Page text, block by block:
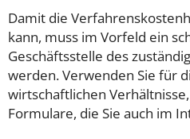
Damit die
kann, muss im Vorfeld ein
Geschäftsstelle des
werden. Verwenden Sie für
wirtschaftlichen
Formulare, die Sie auch im